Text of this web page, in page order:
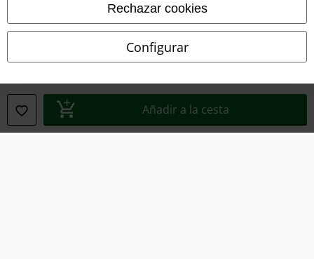
Rechazar cookies
Configurar
Añadir a la cesta
Ley protección de datos
Declaración de Conformidad
Información sobre accesibilidad